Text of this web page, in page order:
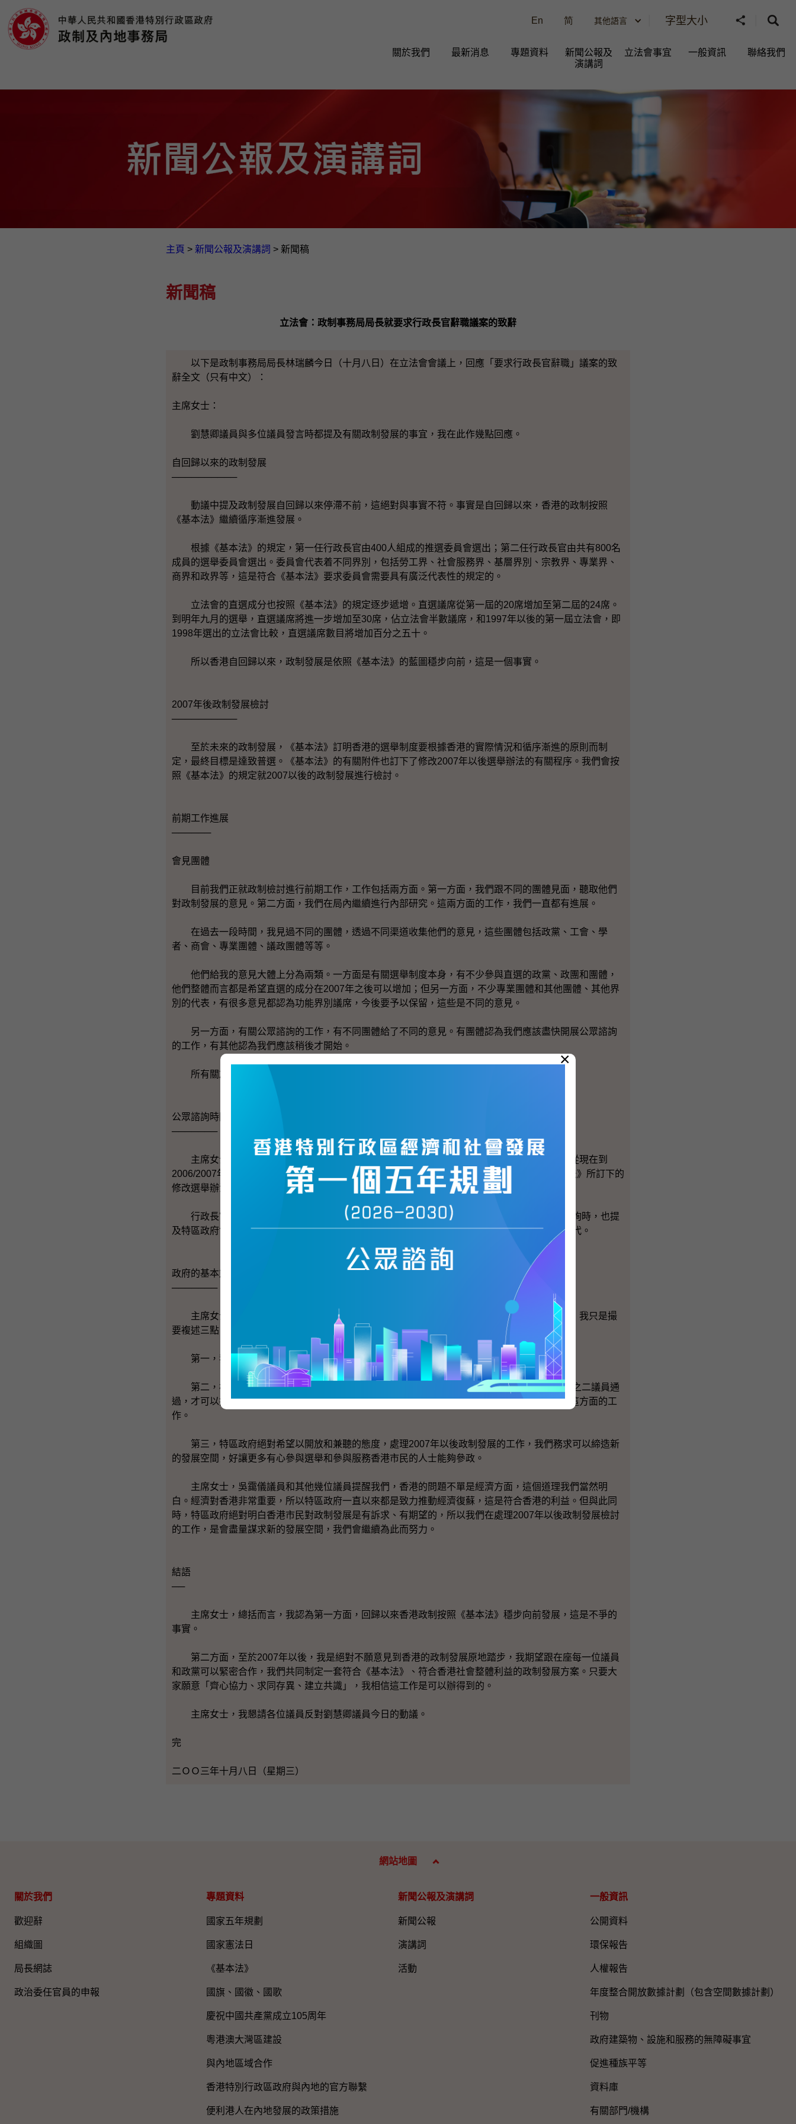
En 简 其他語言 字型大小
關於我們 最新消息 專題資料
新聞公報及
演講詞
立法會事宜 一般資訊​ 聯絡我們
主頁 > 新聞公報及演講詞 > 新聞稿
新聞稿
立法會：政制事務局局長就要求行政長官辭職議案的致辭
以下是政制事務局局長林瑞麟今日（十月八日）在立法會會議上，回應「要求行政長官辭職」議案的致
辭全文（只有中文）：
主席女士：
劉慧卿議員與多位議員發言時都提及有關政制發展的事宜，我在此作幾點回應。
自回歸以來的政制發展
──────────
動議中提及政制發展自回歸以來停滯不前，這絕對與事實不符。事實是自回歸以來，香港的政制按照
《基本法》繼續循序漸進發展。
根據《基本法》的規定，第一任行政長官由400人組成的推選委員會選出；第二任行政長官由共有800名
成員的選舉委員會選出。委員會代表着不同界別，包括勞工界、社會服務界、基層界別、宗教界、專業界、
商界和政界等，這是符合《基本法》要求委員會需要具有廣泛代表性的規定的。
立法會的直選成分也按照《基本法》的規定逐步遞增。直選議席從第一屆的20席增加至第二屆的24席。
到明年九月的選舉，直選議席將進一步增加至30席，佔立法會半數議席，和1997年以後的第一屆立法會，即
1998年選出的立法會比較，直選議席數目將增加百分之五十。
所以香港自回歸以來，政制發展是依照《基本法》的藍圖穩步向前，這是一個事實。
2007年後政制發展檢討
──────────
至於未來的政制發展，《基本法》訂明香港的選舉制度要根據香港的實際情況和循序漸進的原則而制
定，最終目標是達致普選。《基本法》的有關附件也訂下了修改2007年以後選舉辦法的有關程序。我們會按
照《基本法》的規定就2007以後的政制發展進行檢討。
前期工作進展
──────
會見團體
目前我們正就政制檢討進行前期工作，工作包括兩方面。第一方面，我們跟不同的團體見面，聽取他們
對政制發展的意見。第二方面，我們在局內繼續進行內部研究。這兩方面的工作，我們一直都有進展。
在過去一段時間，我見過不同的團體，透過不同渠道收集他們的意見，這些團體包括政黨、工會、學
者、商會、專業團體、議政團體等等。
他們給我的意見大體上分為兩類。一方面是有關選舉制度本身，有不少參與直選的政黨、政團和團體，
他們整體而言都是希望直選的成分在2007年之後可以增加；但另一方面，不少專業團體和其他團體、其他界
別的代表，有很多意見都認為功能界別議席，今後要予以保留，這些是不同的意見。
另一方面，有關公眾諮詢的工作，有不同團體給了不同的意見。有團體認為我們應該盡快開展公眾諮詢
的工作，有其他認為我們應該稍後才開始。
所有關於選舉制度和諮詢方面的程序、時間表的意見，對我們制定計劃是有幫助的。
公眾諮詢時間表
───────
主席女士，因為政制發展關乎香港的未來，我們處理政制發展的工作，必然會認真和全面。從現在到
2006/2007年，有三年多時間，我們會確保有充足的時間進行廣泛公眾諮詢，按需要處理《基本法》所訂下的
修改選舉辦法程序，以及處理本地立法的工作。
行政長官已經表示會在2004年展開公眾諮詢的工作。我今天較早前在回應楊森議員的口頭質詢時，也提
及特區政府會就檢討時間表的問題在2003年年底之前作一個決定，並在作出決定後，向立法會交代。
政府的基本態度
───────
主席女士，今日下午，我也向各位議員表明了特區政府在處理政制檢討時的基本態度，就此，我只是撮
要複述三點。
第一，我們會在公眾諮詢的過程中，廣泛聽取意見之後，才定出最後建議，供立法會審議。
第二，根據《基本法》的規定，在2007年以後特區的選舉制度如需修改，須先經立法會三分之二議員通
過，才可以推動。換言之，我們需要在立法會內外都廣泛吸取民意，取得廣泛共識，才可以推動這方面的工
作。
第三，特區政府絕對希望以開放和兼聽的態度，處理2007年以後政制發展的工作，我們務求可以締造新
的發展空間，好讓更多有心參與選舉和參與服務香港市民的人士能夠參政。
主席女士，吳靄儀議員和其他幾位議員提醒我們，香港的問題不單是經濟方面，這個道理我們當然明
白。經濟對香港非常重要，所以特區政府一直以來都是致力推動經濟復蘇，這是符合香港的利益。但與此同
時，特區政府絕對明白香港市民對政制發展是有訴求、有期望的，所以我們在處理2007年以後政制發展檢討
的工作，是會盡量謀求新的發展空間，我們會繼續為此而努力。
結語
──
主席女士，總括而言，我認為第一方面，回歸以來香港政制按照《基本法》穩步向前發展，這是不爭的
事實。
第二方面，至於2007年以後，我是絕對不願意見到香港的政制發展原地踏步，我期望跟在座每一位議員
和政黨可以緊密合作，我們共同制定一套符合《基本法》、符合香港社會整體利益的政制發展方案。只要大
家願意「齊心協力、求同存異、建立共識」，我相信這工作是可以辦得到的。
主席女士，我懇請各位議員反對劉慧卿議員今日的動議。
完
二ＯＯ三年十月八日（星期三）
網站地圖
關於我們
歡迎辭
組織圖​
局長網誌
政治委任官員的申報
專題資料
國家五年規劃
國家憲法日
《基本法》
國旗、國徽、國歌
慶祝中國共產黨成立105周年
粵港澳大灣區建設
與內地區域合作
香港特別行政區政府與內地的官方聯繫
便利港人在內地發展的政策措施
新聞公報及演講詞
新聞公報
演講詞
活動
一般資訊​
公開資料
環保報告
人權報告
年度整合開放數據計劃（包含空間數據計劃）
刊物
政府建築物、設施和服務的無障礙事宜
促進種族平等
資料庫
有關部門/機構
×